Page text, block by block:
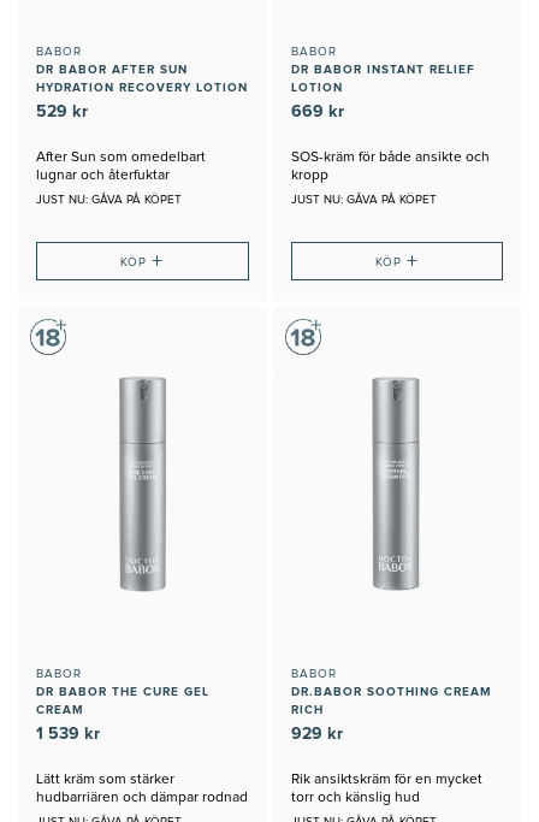
BABOR
DR BABOR AFTER SUN
HYDRATION RECOVERY LOTION
529 kr
After Sun som omedelbart
lugnar och återfuktar
JUST NU: GÅVA PÅ KÖPET
KÖP+
BABOR
DR BABOR INSTANT RELIEF
LOTION
669 kr
SOS-kräm för både ansikte och
kropp
JUST NU: GÅVA PÅ KÖPET
KÖP +
BABOR
DR BABOR THE CURE GEL
CREAM
1 539 kr
Lätt kräm som stärker
hudbarriären och dämpar rodnad
BABOR
DR.BABOR SOOTHING CREAM
RICH
929 kr
Rik ansiktskräm för en mycket
torr och känslig hud